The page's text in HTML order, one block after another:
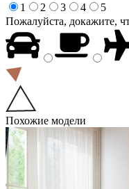
1
2 3 4
5
Пожалуйста, докажите,
Похожие модели